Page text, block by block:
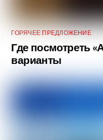
ГОРЯЧЕЕ ПРЕДЛОЖЕНИЕ
Где посмотреть
варианты